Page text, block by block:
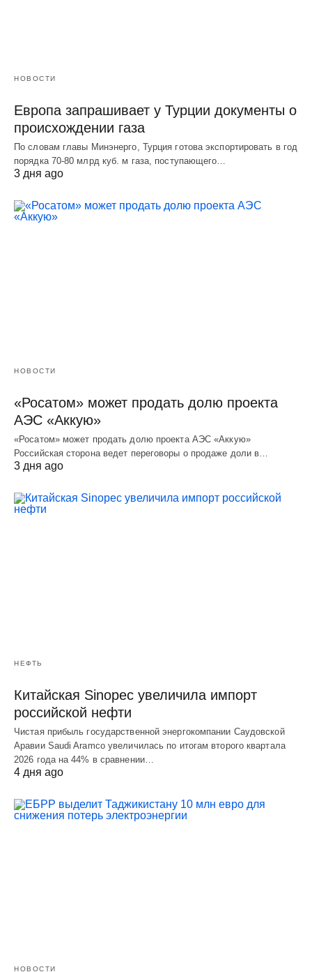
НОВОСТИ
Европа запрашивает у Турции документы о
происхождении газа
По словам главы Минэнерго, Турция готова экспортировать в год
порядка 70-80 млрд куб. м газа, поступающего…
3 дня ago
НОВОСТИ
«Росатом» может продать долю проекта
АЭС «Аккую»
«Росатом» может продать долю проекта АЭС «Аккую»
Российская сторона ведет переговоры о продаже доли в…
3 дня ago
НЕФТЬ
Китайская Sinopec увеличила импорт
российской нефти
Чистая прибыль государственной энергокомпании Саудовской
Аравии Saudi Aramco увеличилась по итогам второго квартала
2026 года на 44% в сравнении…
4 дня ago
НОВОСТИ